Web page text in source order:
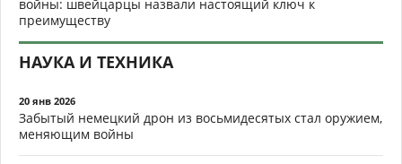
войны: швейцарцы назвали настоящий ключ к
преимуществу
НАУКА И ТЕХНИКА
20 янв 2026
Забытый немецкий дрон из восьмидесятых стал оружием,
меняющим войны